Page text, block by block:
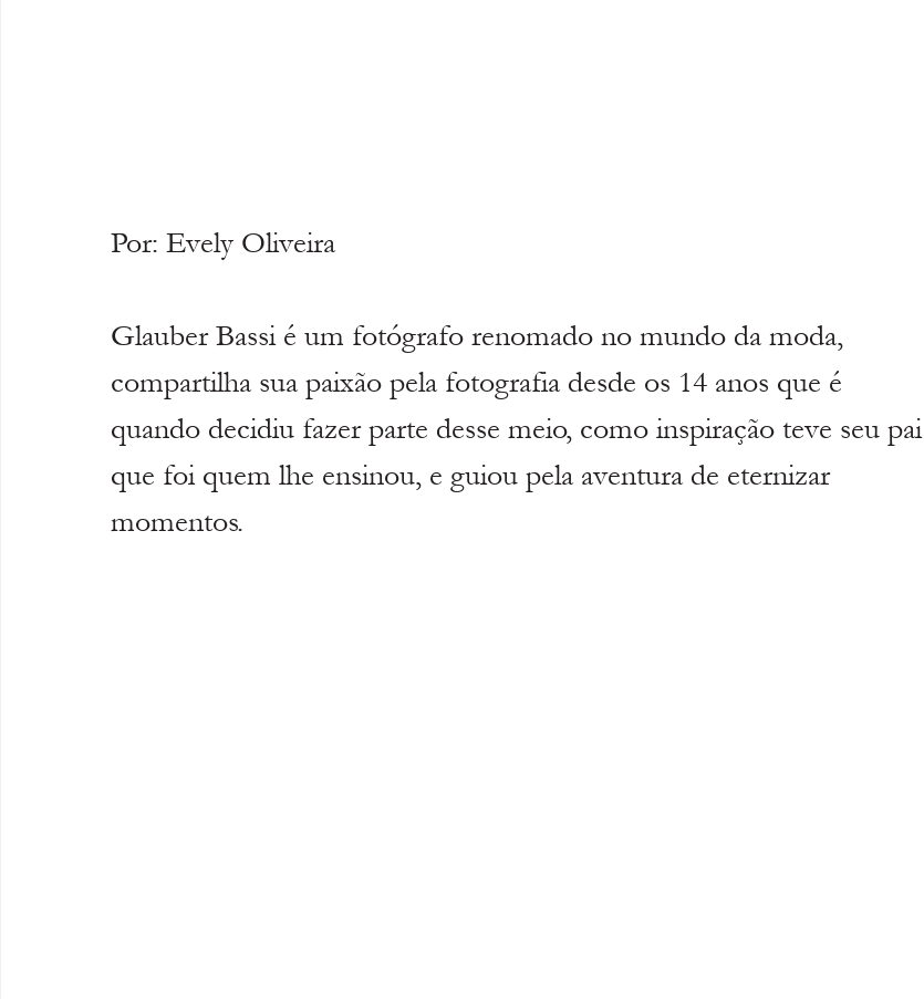
Por: Evely Oliveira
Glauber Bassi é um fotógrafo renomado no mundo da moda,
compartilha sua paixão pela fotografia desde os 14 anos que é
quando decidiu fazer parte desse meio, como inspiração teve seu pai
que foi quem lhe ensinou, e guiou pela aventura de eternizar
momentos.